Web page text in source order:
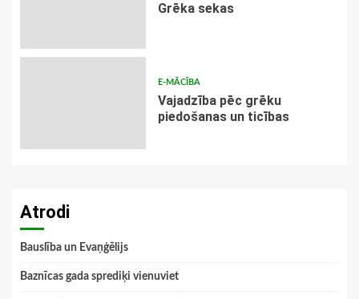
Grēka sekas
E-MĀCĪBA
Vajadzība pēc grēku
piedošanas un ticības
Atrodi
Bauslība un Evaņģēlijs
Baznīcas gada sprediķi vienuviet